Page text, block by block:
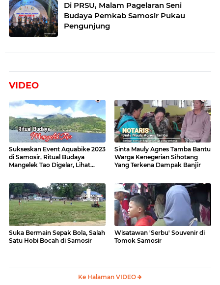
Di PRSU, Malam Pagelaran Seni
Budaya Pemkab Samosir Pukau
Pengunjung
VIDEO
Sukseskan Event Aquabike 2023
di Samosir, Ritual Budaya
Mangelek Tao Digelar, Lihat
Sinta Mauly Agnes Tamba Bantu
Warga Kenegerian Sihotang
Yang Terkena Dampak Banjir
Suka Bermain Sepak Bola, Salah
Satu Hobi Bocah di Samosir
Wisatawan 'Serbu' Souvenir di
Tomok Samosir
Ke Halaman VIDEO